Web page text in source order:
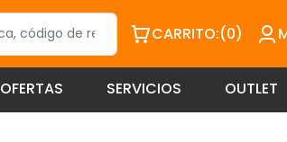
CARRITO:(0)
OFERTAS SERVICIOS OUTLET